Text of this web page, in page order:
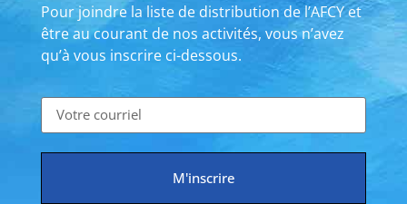
Pour joindre la liste de distribution de l’AFCY et
être au courant de nos activités, vous n’avez
qu’à vous inscrire ci-dessous.
M'inscrire